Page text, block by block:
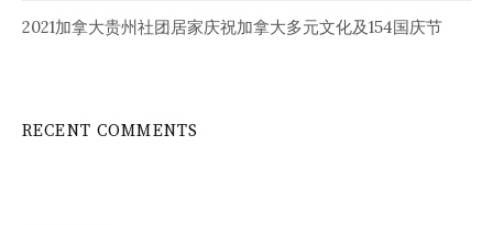
2021加拿大贵州社团居家庆祝加拿大多元文化及154国庆节
RECENT COMMENTS